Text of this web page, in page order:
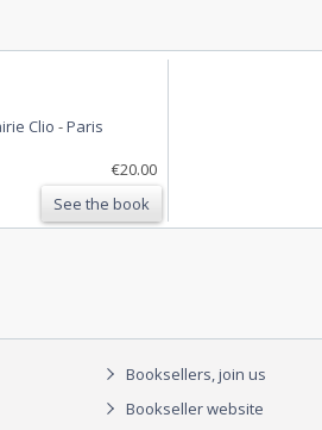
Clio -Paris
€20.00
See the book
Booksellers, join us
Bookseller website